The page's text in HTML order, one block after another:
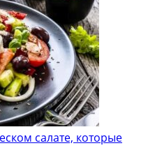
салате, которые